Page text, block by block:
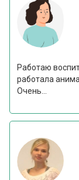
Работаю
работала
Очень...